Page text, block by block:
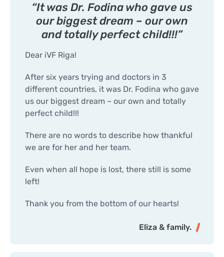
“It was Dr. Fodina who gave us
our biggest dream – our own
and totally perfect child!!!”
Dear iVF Riga!
After six years trying and doctors in 3
different countries, it was Dr. Fodina who gave
us our biggest dream – our own and totally
perfect child!!!
There are no words to describe how thankful
we are for her and her team.
Even when all hope is lost, there still is some
left!
Thank you from the bottom of our hearts!
Eliza & family.